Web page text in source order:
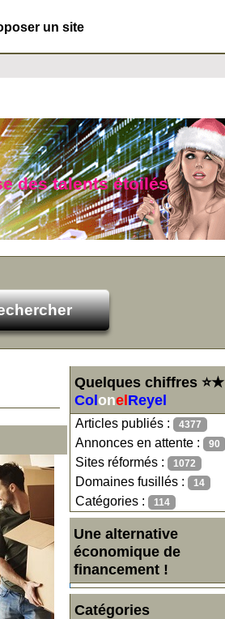
un site
des talents étoilés
Quelques chiffres ⭐★
Col onel Reyel
Articles publiés : 4377
Annonces en attente : 90
Sites réformés : 1072
Domaines fusillés : 14
Catégories : 114
Une alternative
économique de
financement !
Catégories